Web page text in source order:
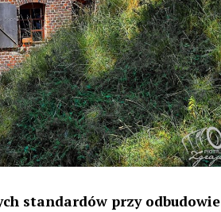
standardów przy odbudowie